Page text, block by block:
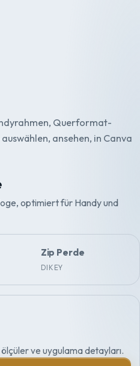
Querformat-
ansehen, in Canva
optimiert für Handy und
Zip Perde
DIKEY
ve uygulama detayları.